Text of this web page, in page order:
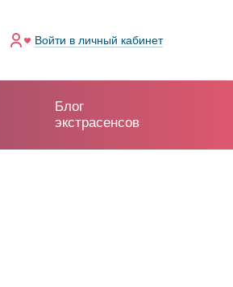
Войти в личный кабинет
Блог
экстрасенсов